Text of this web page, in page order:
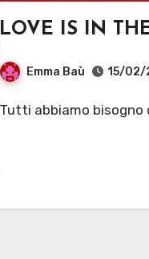
LOVE IS IN
Emma Baù 15/02/
Tutti abbiamo bisogno